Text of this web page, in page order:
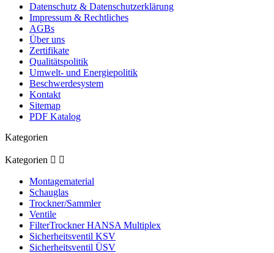
Datenschutz & Datenschutzerklärung
Impressum & Rechtliches
AGBs
Über uns
Zertifikate
Qualitätspolitik
Umwelt- und Energiepolitik
Beschwerdesystem
Kontakt
Sitemap
PDF Katalog
Kategorien
Kategorien  
Montagematerial
Schauglas
Trockner/Sammler
Ventile
FilterTrockner HANSA Multiplex
Sicherheitsventil KSV
Sicherheitsventil ÜSV